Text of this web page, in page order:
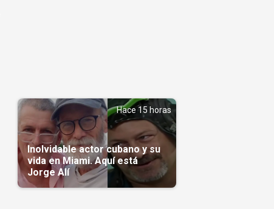
Hace 15 horas
Inolvidable actor cubano y su
vida en Miami. Aquí está
Jorge Alí